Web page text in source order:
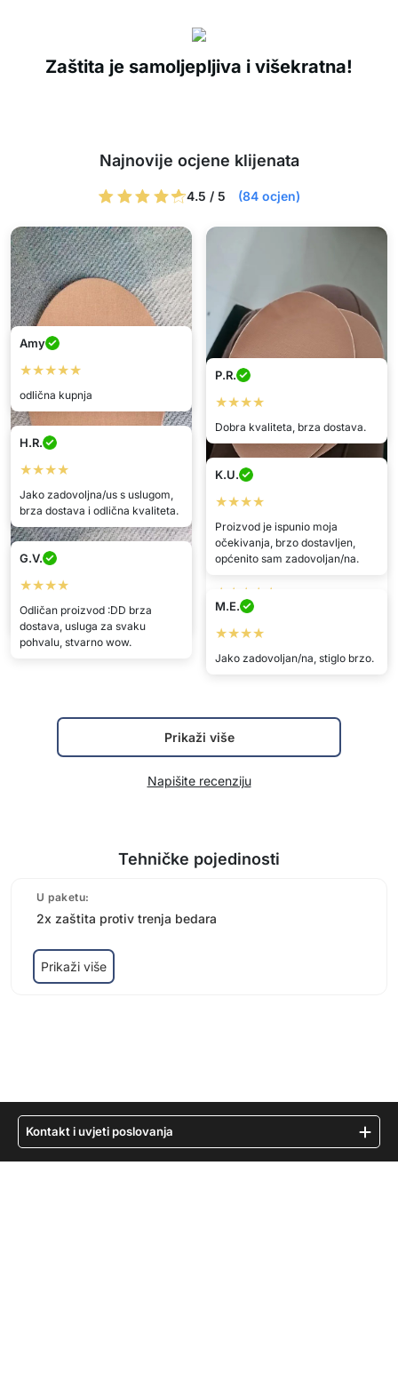
Zaštita je samoljepljiva i višekratna!
Najnovije ocjene klijenata
4.5 / 5 (84 ocjen)
Melani
★★★★★
odlično, visoko preporučujem
Silvia
★★★★★
Jako sam, jako zadovoljna.
Odlično funkcionira i vrlo je
Amy
★★★★★
odlična kupnja
P.R.
★★★★
Dobra kvaliteta, brza dostava.
H.R.
★★★★
Jako zadovoljna/us s uslugom,
brza dostava i odlična kvaliteta.
K.U.
★★★★
Proizvod je ispunio moja
očekivanja, brzo dostavljen,
općenito sam zadovoljan/na.
G.V.
★★★★
Odličan proizvod :DD brza
dostava, usluga za svaku
pohvalu, stvarno wow.
M.E.
★★★★
Jako zadovoljan/na, stiglo brzo.
Prikaži više
Napišite recenziju
Tehničke pojedinosti
U paketu:
2x zaštita protiv trenja bedara
Prikaži više
Kontakt i uvjeti poslovanja